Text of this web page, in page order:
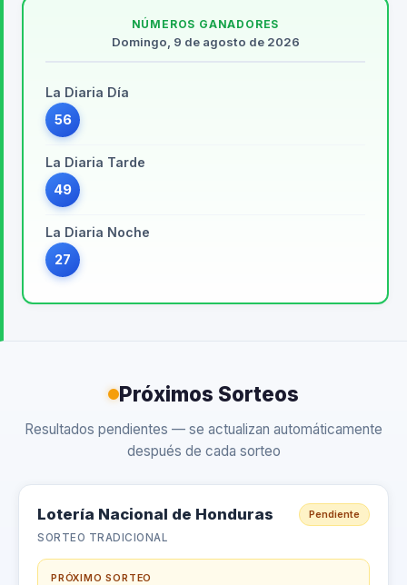
NÚMEROS GANADORES
Domingo, 9 de agosto de 2026
La Diaria Día
56
La Diaria Tarde
49
La Diaria Noche
27
Próximos Sorteos
Resultados pendientes — se actualizan automáticamente
después de cada sorteo
Lotería Nacional de Honduras
Pendiente
SORTEO TRADICIONAL
PRÓXIMO SORTEO